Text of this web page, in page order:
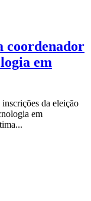
coordenador
em
da eleição
em